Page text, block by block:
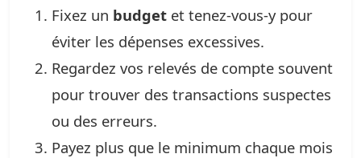
Fixez un budget et tenez-vous-y pour
éviter les dépenses excessives.
Regardez vos relevés de compte souvent
pour trouver des transactions suspectes
ou des erreurs.
Payez plus que le minimum chaque mois